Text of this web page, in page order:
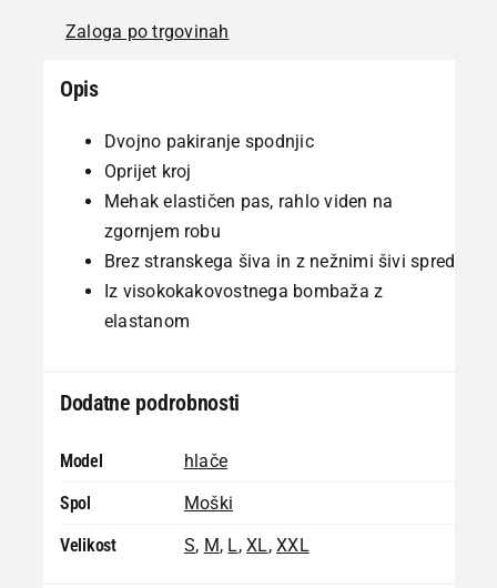
Zaloga po trgovinah
Opis
Dvojno pakiranje spodnjic
Oprijet kroj
Mehak elastičen pas, rahlo viden na
zgornjem robu
Brez stranskega šiva in z nežnimi šivi spredaj
Iz visokokakovostnega bombaža z
elastanom
Dodatne podrobnosti
Model
hlače
Spol
Moški
Velikost
S, M, L,XL,XXL